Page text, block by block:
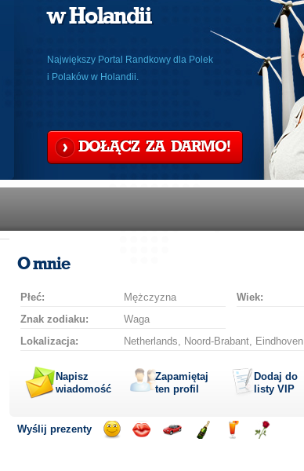
w Holandii
Największy Portal Randkowy dla Polek
i Polaków w Holandii.
DOŁĄCZ ZA DARMO!
O mnie
Płeć: Mężczyzna Wiek:
Znak zodiaku:
Waga
Lokalizacja:
Netherlands, Noord-Brabant, Eindhoven
Napisz
wiadomość
Zapamiętaj
ten profil
Dodaj do
listy VIP
Wyślij prezenty